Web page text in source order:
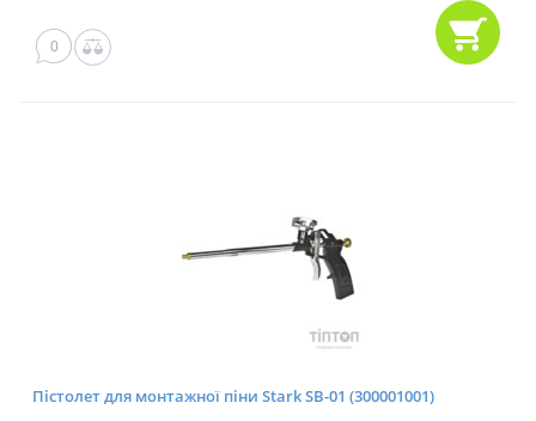
0
Пістолет для монтажної піни Stark SB-01 (300001001)